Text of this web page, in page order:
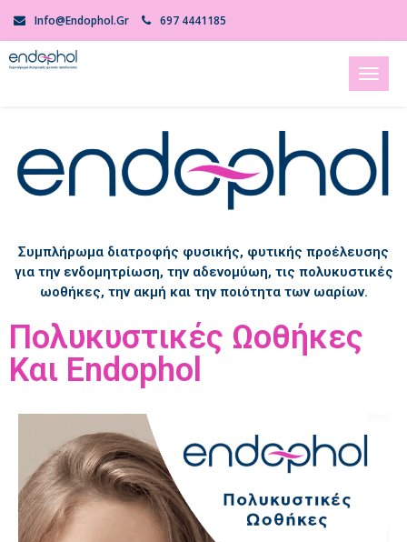
Info@endophol.gr 697 4441185
Συμπλήρωμα διατροφής φυσικής, φυτικής προέλευσης
για την ενδομητρίωση, την αδενομύωη, τις πολυκυστικές
ωοθήκες, την ακμή και την ποιότητα των ωαρίων.
Πολυκυστικές Ωοθήκες
Και Endophol